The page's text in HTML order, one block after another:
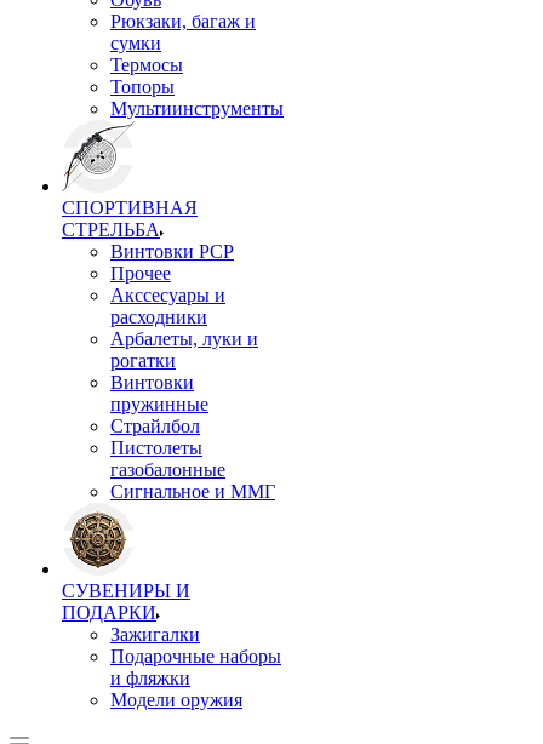
Рюкзаки, багаж и
сумки
Термосы
Топоры
Мультиинструменты
СПОРТИВНАЯ
СТРЕЛЬБА
Винтовки PCP
Прочее
Акссесуары и
расходники
Арбалеты, луки и
рогатки
Винтовки
пружинные
Страйлбол
Пистолеты
газобалонные
Сигнальное и ММГ
СУВЕНИРЫ И
ПОДАРКИ
Зажигалки
Подарочные наборы
и фляжки
Модели оружия